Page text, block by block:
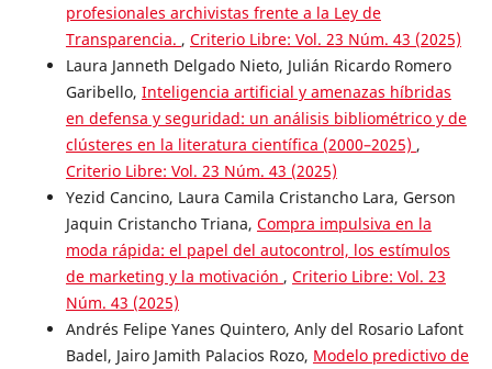
profesionales archivistas frente a la Ley de
Transparencia. , Criterio Libre: Vol. 23 Núm. 43 (2025)
Laura Janneth Delgado Nieto, Julián Ricardo Romero
Garibello, Inteligencia artificial y amenazas híbridas
en defensa y seguridad: un análisis bibliométrico y de
clústeres en la literatura científica (2000–2025) ,
Criterio Libre: Vol. 23 Núm. 43 (2025)
Yezid Cancino, Laura Camila Cristancho Lara, Gerson
Jaquin Cristancho Triana, Compra impulsiva en la
moda rápida: el papel del autocontrol, los estímulos
de marketing y la motivación , Criterio Libre: Vol. 23
Núm. 43 (2025)
Andrés Felipe Yanes Quintero, Anly del Rosario Lafont
Badel, Jairo Jamith Palacios Rozo, Modelo predictivo de